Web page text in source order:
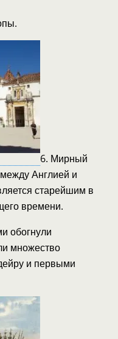
6. Мирный
Англией и
старейшим в
времени.
обогнули
множество
и первыми